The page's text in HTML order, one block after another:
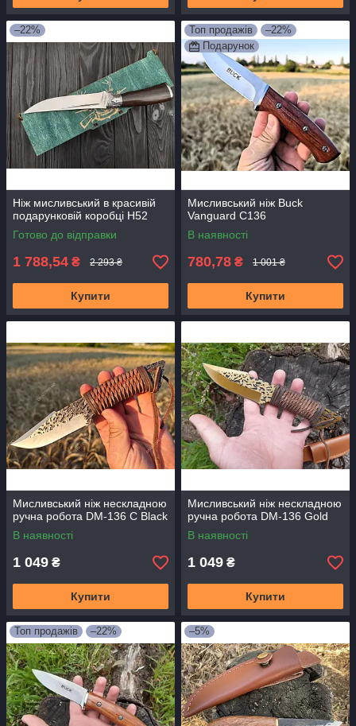
–22%
Ніж мисливський в красивій
подарунковій коробці H52
Готово до відправки
1 788,54 ₴ 2 293 ₴
Купити
Топ продажів
–22%
Подарунок
Мисливський ніж Buck
Vanguard С136
В наявності
780,78 ₴ 1 001 ₴
Купити
Мисливський ніж нескладною
ручна робота DM-136 C Black
В наявності
1 049 ₴
Купити
Мисливський ніж нескладною
ручна робота DM-136 Gold
В наявності
1 049 ₴
Купити
Топ продажів –22% –5%